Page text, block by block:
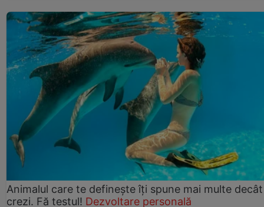
Animalul care te definește îți spune mai multe decât
crezi. Fă testul! Dezvoltare personală